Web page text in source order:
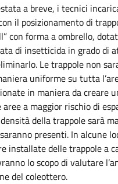
a breve, i tecnici
il posizionamento di
con forma a ombrello,
di insetticida in grado di
Le trappole non
uniforme su tutta
in maniera da creare
a maggior rischio di
della trappole sarà
presenti. In alcune
installate delle trappole a
lo scopo di valutare
del coleottero.